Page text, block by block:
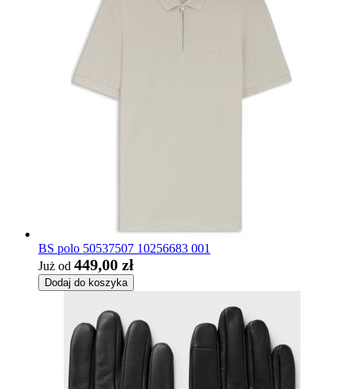
BS polo 50537507 10256683 001
Już od 449,00 zł
Dodaj do koszyka